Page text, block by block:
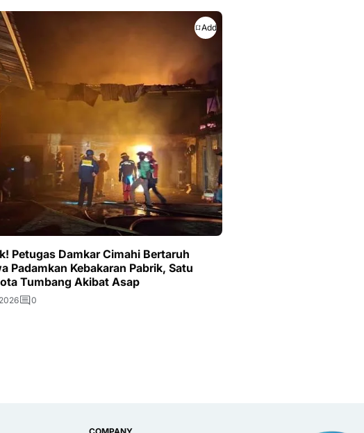
Add
Petugas Damkar Cimahi Bertaruh
Padamkan Kebakaran Pabrik, Satu
Tumbang Akibat Asap
0